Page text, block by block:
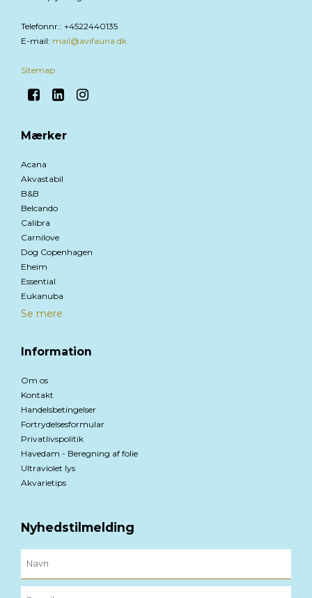
Telefonnr. : +4522440135
E-mail: mail@avifauna.dk
Sitemap
Mærker
Acana
Akvastabil
B&B
Belcando
Calibra
Carnilove
Dog Copenhagen
Eheim
Essential
Eukanuba
Se mere
Information
Om os
Kontakt
Handelsbetingelser
Fortrydelsesformular
Privatlivspolitik
Havedam - Beregning af folie
Ultraviolet lys
Akvarietips
Nyhedstilmelding